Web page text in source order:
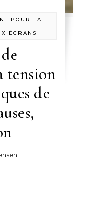
POUR LA
ÉCRANS
tension
de